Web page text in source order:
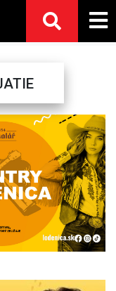
Next